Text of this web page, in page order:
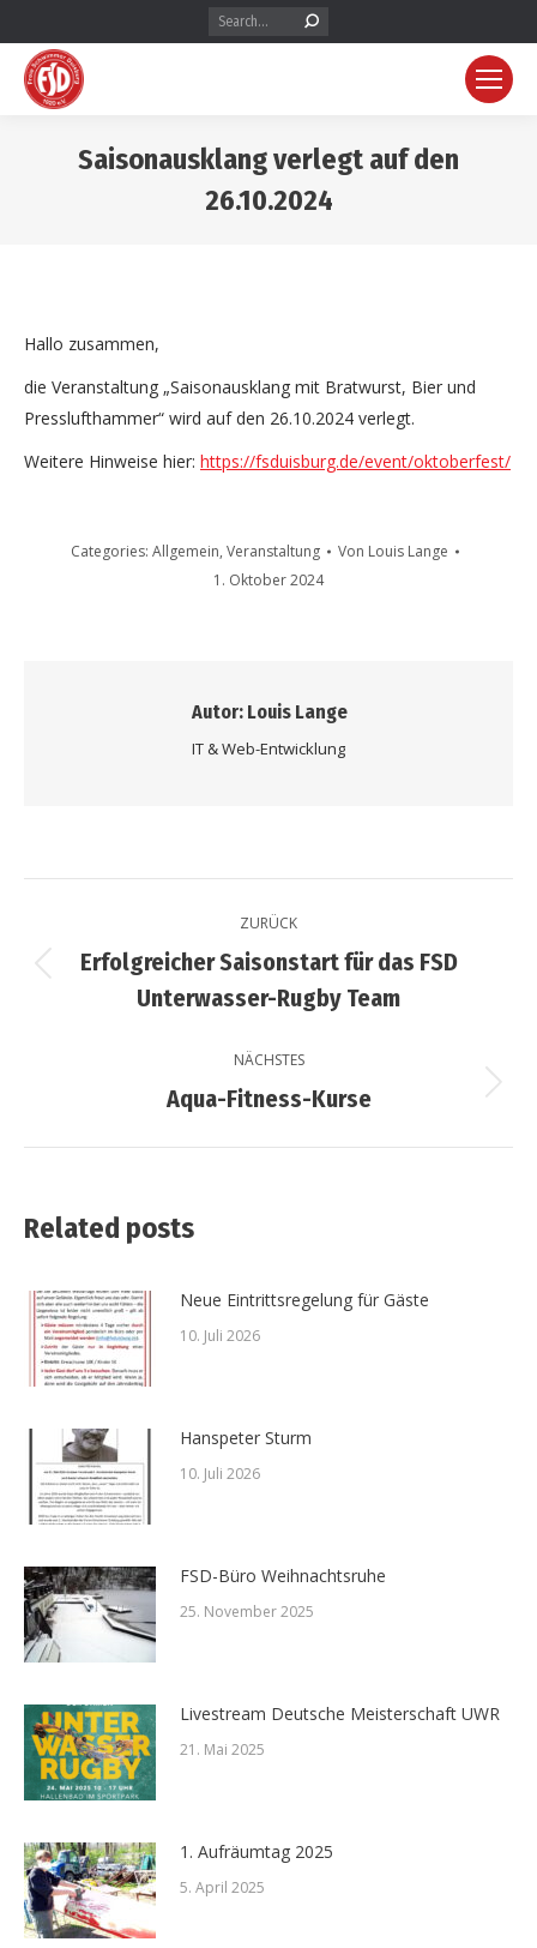
Search:
Saisonausklang verlegt auf den
26.10.2024
Hallo zusammen,
die Veranstaltung „Saisonausklang mit Bratwurst, Bier und
Presslufthammer“ wird auf den 26.10.2024 verlegt.
Weitere Hinweise hier: https://fsduisburg.de/event/oktoberfest/
Categories: Allgemein, Veranstaltung Von Louis Lange
1. Oktober 2024
Autor: Louis Lange
IT & Web-Entwicklung
Kommentarnavigation
ZURÜCK
Vorheriger
Beitrag:
Erfolgreicher Saisonstart für das FSD
Unterwasser-Rugby Team
NÄCHSTES
Nächster
Aqua-Fitness-Kurse
Related posts
Neue Eintrittsregelung für Gäste
10. Juli 2026
Hanspeter Sturm
10. Juli 2026
FSD-Büro Weihnachtsruhe
25. November 2025
Livestream Deutsche Meisterschaft UWR
21. Mai 2025
1. Aufräumtag 2025
5. April 2025